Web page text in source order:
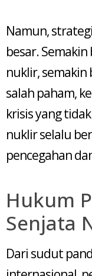
Namun,
besar.
nuklir, semakin
salah paham,
krisis yang
nuklir selalu
pencegahan
Hukum
Senjata
Dari sudut